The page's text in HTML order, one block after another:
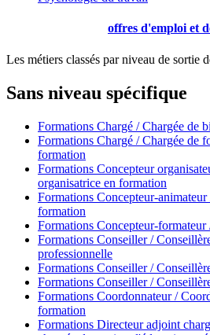
offres d'emploi et
Les métiers classés par niveau de sortie
Sans niveau spécifique
Formations Chargé / Chargée de
Formations Chargé / Chargée de
formation
Formations Concepteur
organisatrice en formation
Formations Concepteur-
formation
Formations Concepteur-
Formations Conseiller /
professionnelle
Formations Conseiller /
Formations Conseiller /
Formations Coordonnateur /
formation
Formations Directeur adjoint